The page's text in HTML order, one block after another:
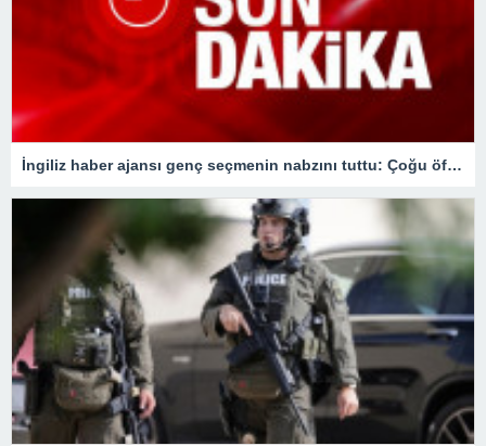
İngiliz haber ajansı genç seçmenin nabzını tuttu: Çoğu öfkesini dindirmek için sandığa gidiyor